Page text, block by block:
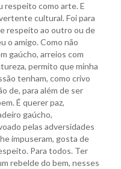
respeito como arte. E
cultural. Foi para
respeito ao outro ou de
o amigo. Como não
gaúcho, arreios com
permito que minha
tenham, como crivo
de, para além de ser
É querer paz,
gaúcho,
pelas adversidades
impuseram, gosta de
Para todos. Ter
rebelde do bem, nesses